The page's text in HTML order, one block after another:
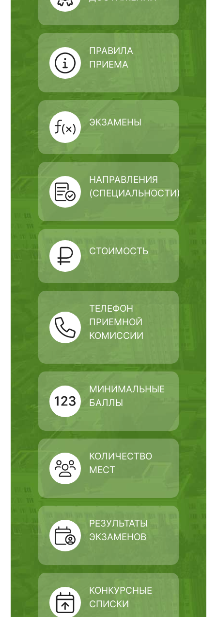
ПРАВИЛА
ПРИЕМА
ЭКЗАМЕНЫ
НАПРАВЛЕНИЯ
(СПЕЦИАЛЬНОСТИ)
СТОИМОСТЬ
ТЕЛЕФОН
ПРИЕМНОЙ
КОМИССИИ
МИНИМАЛЬНЫЕ
БАЛЛЫ
КОЛИЧЕСТВО
МЕСТ
РЕЗУЛЬТАТЫ
ЭКЗАМЕНОВ
КОНКУРСНЫЕ
СПИСКИ